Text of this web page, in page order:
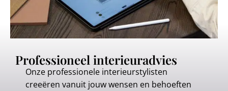
Professioneel interieuradvies
Onze professionele interieurstylisten
creeëren vanuit jouw wensen en behoeften